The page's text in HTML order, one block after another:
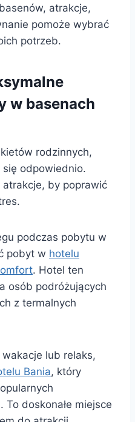
atrakcje,
pomoże wybrać
potrzeb.
w basenach
rodzinnych,
odpowiednio.
by poprawić
podczas pobytu w
pobyt w hotelu
. Hotel ten
osób podróżujących
z termalnych
lub relaks,
Bania, który
doskonałe miejsce